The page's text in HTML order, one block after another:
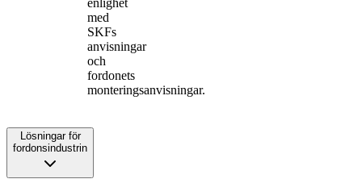
med
SKFs
anvisningar
och
fordonets
monteringsanvisningar.
Lösningar för
fordonsindustrin